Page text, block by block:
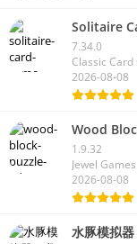
Solitaire
7.34.0
Classic
2026-08-08
Wood
1.9.32
Jewel
2026-08-08
水豚模拟